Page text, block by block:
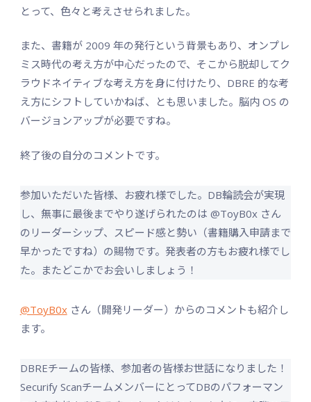
とって、色々と考えさせられました。
また、書籍が 2009 年の発行という背景もあり、オンプレ
ミス時代の考え方が中心だったので、そこから脱却してク
ラウドネイティブな考え方を身に付けたり、DBRE 的な考
え方にシフトしていかねば、とも思いました。脳内 OS の
バージョンアップが必要ですね。
終了後の自分のコメントです。
参加いただいた皆様、お疲れ様でした。DB輪読会が実現
し、無事に最後までやり遂げられたのは @ToyB0x さん
のリーダーシップ、スピード感と勢い（書籍購入申請まで
早かったですね）の賜物です。発表者の方もお疲れ様でし
た。またどこかでお会いしましょう！
@ToyB0xさん（開発リーダー）からのコメントも紹介し
ます。
DBREチームの皆様、参加者の皆様お世話になりました！
Securify ScanチームメンバーにとってDBのパフォーマン